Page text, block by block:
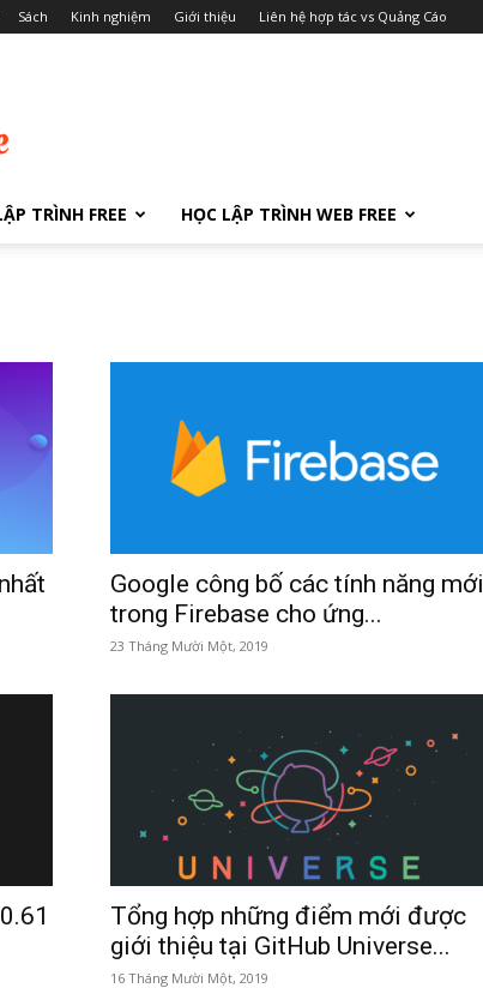
Sách Kinh nghiệm Giới thiệu Liên hệ hợp tác vs Quảng Cáo
TRÌNH FREE HỌC LẬP TRÌNH WEB FREE
Google công bố các tính năng mới
trong Firebase cho ứng...
23 Tháng Mười Một, 2019
Tổng hợp những điểm mới được
giới thiệu tại GitHub Universe...
16 Tháng Mười Một, 2019